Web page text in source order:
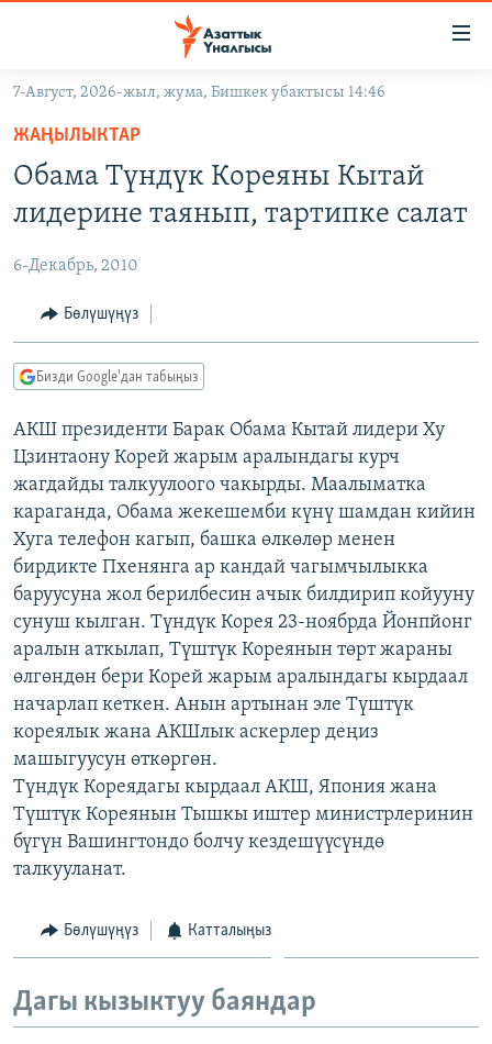
Навигацияга
өтүңүз
Издөөгө
салыңыз
КЫРГЫЗСТАН
ЭКОНОМИКА
МАДАНИЯТ
БОРБОР АЗИЯ
УКРАИНА
АТАЙЫН ИЛИКТӨӨ
ТВ ПРОГРАММАЛАР
ЭКСПЕРТТЕР ТАЛДАЙТ
БИЗ ЖАНА ДҮЙНӨ
ДАНИСТЕ
ЭЖЕ-СИҢДИЛЕР
АЗАТТЫК+
ЫҢГАЙСЫЗ СУРООЛОР
ӨЗГӨЧӨ ПИКИР
Русский
ОНЛАЙН ШЕРИНЕ
ЭЕ/АРнун бардык сайттары
7-Август, 2026-жыл, жума, Бишкек убактысы 14:46
ЖАҢЫЛЫКТАР
Обама Түндүк Кореяны Кытай
лидерине таянып, тартипке салат
6-Декабрь, 2010
Бөлүшүңүз
Бизди Google'дан табыңыз
АКШ президенти Барак Обама Кытай лидери Ху
Цзинтаону Корей жарым аралындагы курч
жагдайды талкуулоого чакырды. Маалыматка
караганда, Обама жекешемби күнү шамдан кийин
Хуга телефон кагып, башка өлкөлөр менен
бирдикте Пхенянга ар кандай чагымчылыкка
баруусуна жол берилбесин ачык билдирип койууну
сунуш кылган. Түндүк Корея 23-ноябрда Йонпйонг
аралын аткылап, Түштүк Кореянын төрт жараны
өлгөндөн бери Корей жарым аралындагы кырдаал
начарлап кеткен. Анын артынан эле Түштүк
кореялык жана АКШлык аскерлер деңиз
машыгуусун өткөргөн.
Түндүк Кореядагы кырдаал АКШ, Япония жана
Түштүк Кореянын Тышкы иштер министрлеринин
бүгүн Вашингтондо болчу кездешүүсүндө
талкууланат.
Бөлүшүңүз Катталыңыз
Дагы кызыктуу баяндар